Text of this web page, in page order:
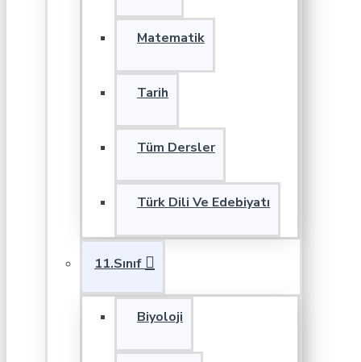
Matematik
Tarih
Tüm Dersler
Türk Dili Ve Edebiyatı
11.Sınıf
Biyoloji